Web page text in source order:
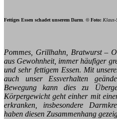
Fettiges Essen schadet unserem Darm © Foto: Klaus-
Pommes, Grillhahn, Bratwurst –
aus Gewohnheit, immer häufiger
und sehr fettigem Essen. Mit
auch unser Essverhalten
Bewegung kann dies zu
Körpergewicht geht einher mit
erkranken, insbesondere
haben diesen Zusammenhang